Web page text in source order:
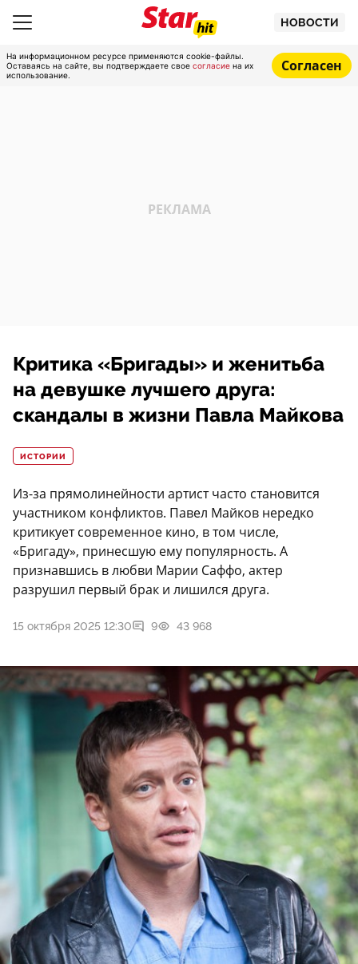
НОВОСТИ
На информационном ресурсе применяются cookie-файлы.
Оставаясь на сайте, вы подтверждаете свое согласие на их
использование.
Согласен
Критика «Бригады» и женитьба
на девушке лучшего друга:
скандалы в жизни Павла Майкова
ИСТОРИИ
Из-за прямолинейности артист часто становится
участником конфликтов. Павел Майков нередко
критикует современное кино, в том числе,
«Бригаду», принесшую ему популярность. А
признавшись в любви Марии Саффо, актер
разрушил первый брак и лишился друга.
15 октября 2025 12:30 9 43 968